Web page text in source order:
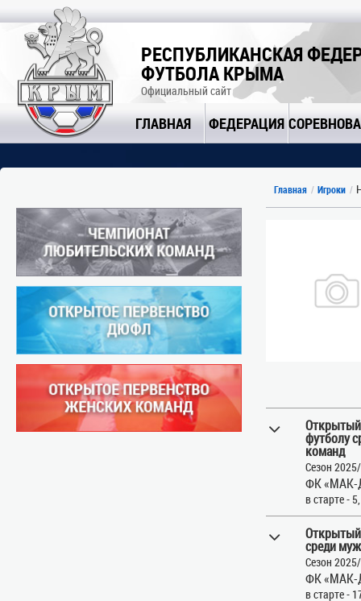
РЕСПУБЛИКАНСКАЯ
ФУТБОЛА КРЫМА
Официальный сайт
ГЛАВНАЯ ФЕДЕРАЦИЯ
Главная Игроки
футболу
команд
Сезон
ФК
в старте -
среди
Сезон
ФК
в старте -